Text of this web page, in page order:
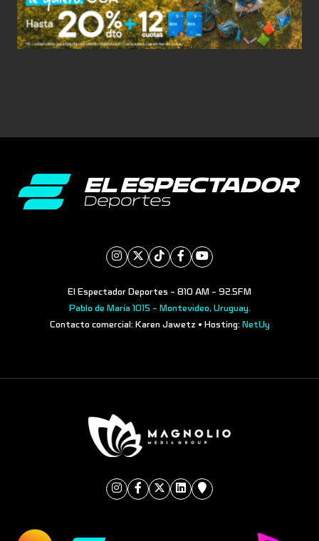
El Espectador Deportes - 810 AM - 92.5FM
Pablo de María 1015 - Montevideo, Uruguay.
Contacto comercial: Karen Jawetz • Hosting: NetUy